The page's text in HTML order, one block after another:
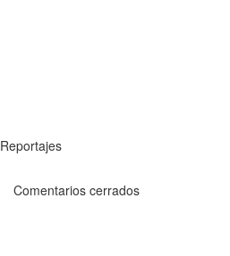
Reportajes
Comentarios cerrados